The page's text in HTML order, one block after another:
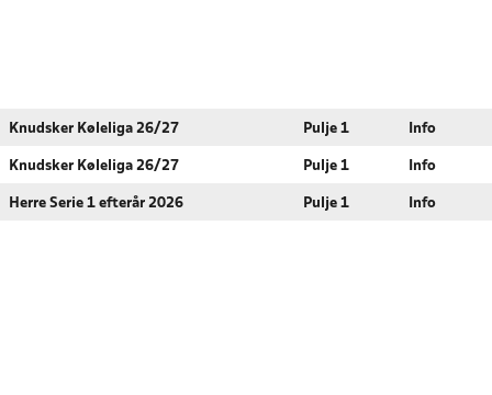
Knudsker Køleliga 26/27 Pulje 1 Info
Knudsker Køleliga 26/27 Pulje 1 Info
Herre Serie 1 efterår 2026 Pulje 1 Info